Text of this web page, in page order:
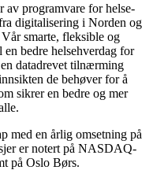
av programvare for helse-
digitalisering i Norden og
smarte, fleksible og
bedre helsehverdag for
datadrevet tilnærming
de behøver for å
sikrer en bedre og mer
med en årlig omsetning på
er notert på NASDAQ-
på Oslo Børs.